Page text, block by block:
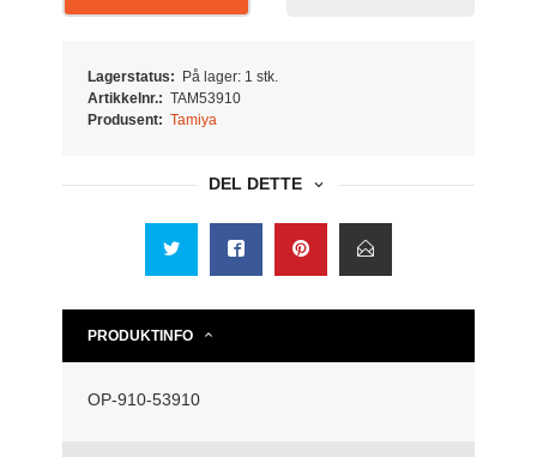
Lagerstatus:
På lager: 1 stk.
Artikkelnr.: TAM53910
Produsent: Tamiya
DEL DETTE
PRODUKTINFO
OP-910-53910